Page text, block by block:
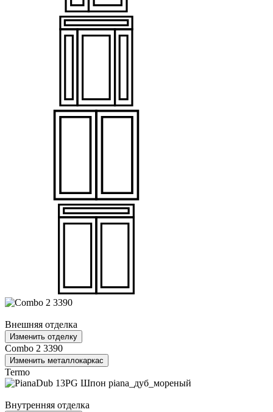
Внешняя отделка
Изменить отделку
Combo 2 3390
Изменить металлокаркас
Termo
Внутренняя отделка